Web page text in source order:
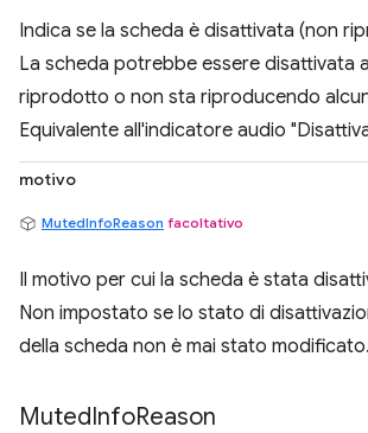
Indica se la scheda è disattivata (non
La scheda potrebbe essere disattivata
riprodotto o non sta riproducendo
Equivalente all'indicatore audio
motivo
MutedInfoReason facoltativo
Il motivo per cui la scheda è stata
Non impostato se lo stato di
della scheda non è mai stato modificato.
MutedInfoReason